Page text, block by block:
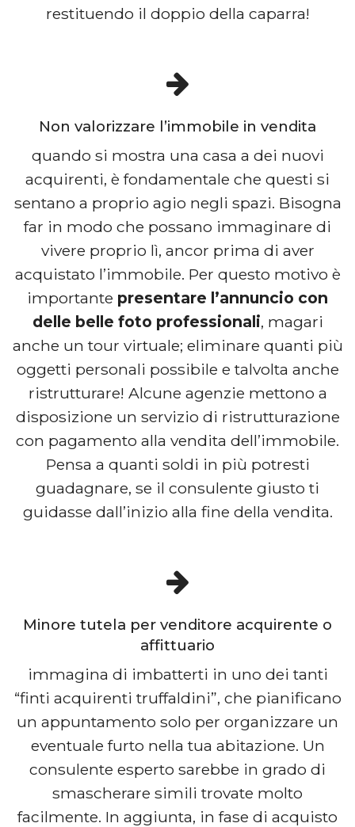
restituendo il doppio della caparra!
Non valorizzare l’immobile in vendita
quando si mostra una casa a dei nuovi
acquirenti, è fondamentale che questi si
sentano a proprio agio negli spazi. Bisogna
far in modo che possano immaginare di
vivere proprio lì, ancor prima di aver
acquistato l’immobile. Per questo motivo è
importante presentare l’annuncio con
delle belle foto professionali, magari
anche un tour virtuale; eliminare quanti più
oggetti personali possibile e talvolta anche
ristrutturare! Alcune agenzie mettono a
disposizione un servizio di ristrutturazione
con pagamento alla vendita dell’immobile.
Pensa a quanti soldi in più potresti
guadagnare, se il consulente giusto ti
guidasse dall’inizio alla fine della vendita.
Minore tutela per venditore acquirente o
affittuario
immagina di imbatterti in uno dei tanti
“finti acquirenti truffaldini”, che pianificano
un appuntamento solo per organizzare un
eventuale furto nella tua abitazione. Un
consulente esperto sarebbe in grado di
smascherare simili trovate molto
facilmente. In aggiunta, in fase di acquisto